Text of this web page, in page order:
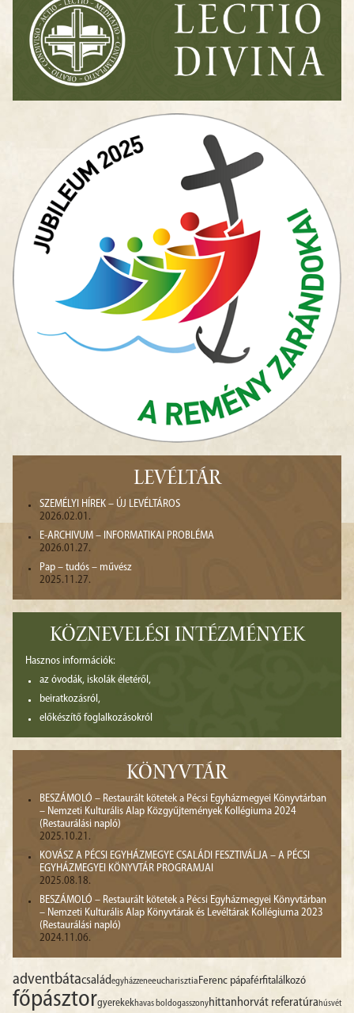
LEVÉLTÁR
SZEMÉLYI HÍREK – ÚJ LEVÉLTÁROS
2026.02.01.
E-ARCHIVUM – INFORMATIKAI PROBLÉMA
2026.01.27.
Pap – tudós – művész
2025.11.27.
KÖZNEVELÉSI INTÉZMÉNYEK
Hasznos információk:
az óvodák, iskolák életéről,
beiratkozásról,
előkészítő foglalkozásokról
KÖNYVTÁR
BESZÁMOLÓ – Restaurált kötetek a Pécsi Egyházmegyei Könyvtárban
– Nemzeti Kulturális Alap Közgyűjtemények Kollégiuma 2024
(Restaurálási napló)
2025.10.21.
KOVÁSZ A PÉCSI EGYHÁZMEGYE CSALÁDI FESZTIVÁLJA – A PÉCSI
EGYHÁZMEGYEI KÖNYVTÁR PROGRAMJAI
2025.08.18.
BESZÁMOLÓ – Restaurált kötetek a Pécsi Egyházmegyei Könyvtárban
– Nemzeti Kulturális Alap Könyvtárak és Levéltárak Kollégiuma 2023
(Restaurálási napló)
2024.11.06.
adventbátacsaládegyházzeneeucharisztiaFerenc pápaférfitalálkozó
főpásztorgyerekekhavas boldogasszonyhittanhorvát referatúrahúsvét